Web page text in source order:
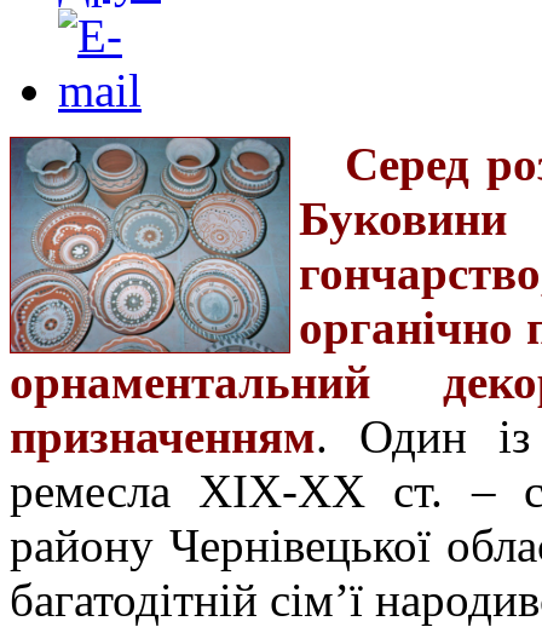
Серед
органічно
орнаментальний
призначенням. Один із
ремесла ХІХ-ХХ ст. –
району Чернівецької
багатодітній сім’ї